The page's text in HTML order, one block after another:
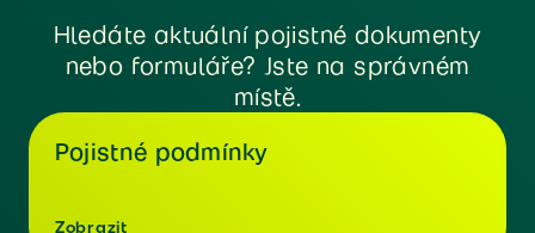
Hledáte aktuální pojistné dokumenty
nebo formuláře? Jste na správném
místě.
Pojistné podmínky
Zobrazit